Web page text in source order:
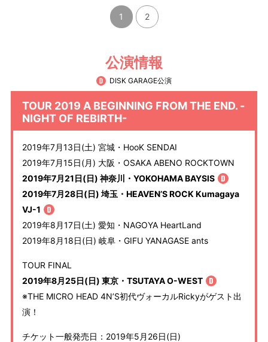
1 2
公演情報
DISK GARAGE公演
TOUR 2019 A BEGINNING FROM THE END. -
NIGHT OF REBIRTH-
2019年7月13日(土) 宮城・HooK SENDAI
2019年7月15日(月) 大阪・OSAKA ABENO ROCKTOWN
2019年7月21日(日) 神奈川・YOKOHAMA BAYSIS
2019年7月28日(日) 埼玉・HEAVEN’S ROCK Kumagaya
VJ-1
2019年8月17日(土) 愛知・NAGOYA HeartLand
2019年8月18日(日) 岐阜・GIFU YANAGASE ants
TOUR FINAL
2019年8月25日(日) 東京・TSUTAYA O-WEST
※THE MICRO HEAD 4N’S初代ヴォーカルRickyがゲスト出
演！
チケット一般発売日：2019年5月26日(日)